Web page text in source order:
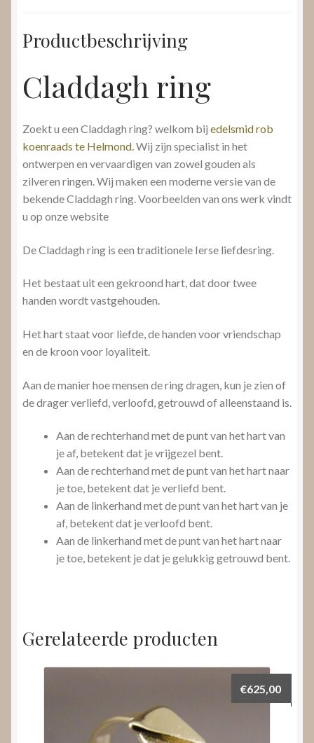
Productbeschrijving
Claddagh ring
Zoekt u een Claddagh ring? welkom bij edelsmid rob
koenraads te Helmond.Wij zijn specialist in het
ontwerpen en vervaardigen van zowel gouden als
zilveren ringen. Wij maken een moderne versie van de
bekende Claddagh ring. Voorbeelden van ons werk vindt
u op onze website
De Claddagh ring is een traditionele Ierse liefdesring.
Het bestaat uit een gekroond hart, dat door twee
handen wordt vastgehouden.
Het hart staat voor liefde, de handen voor vriendschap
en de kroon voor loyaliteit.
Aan de manier hoe mensen de ring dragen, kun je zien of
de drager verliefd, verloofd, getrouwd of alleenstaand is.
Aan de rechterhand met de punt van het hart van
je af, betekent dat je vrijgezel bent.
Aan de rechterhand met de punt van het hart naar
je toe, betekent dat je verliefd bent.
Aan de linkerhand met de punt van het hart van je
af, betekent dat je verloofd bent.
Aan de linkerhand met de punt van het hart naar
je toe, betekent je dat je gelukkig getrouwd bent.
Gerelateerde producten
€625,00